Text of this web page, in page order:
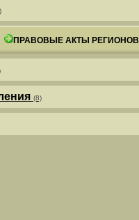
ПРАВОВЫЕ АКТЫ РЕГИОНОВ
(8)